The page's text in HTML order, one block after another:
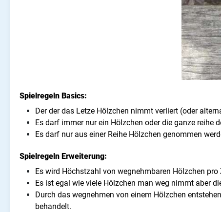
Spielregeln Basics:
Der der das Letze Hölzchen nimmt verliert (oder
Es darf immer nur ein Hölzchen oder die ganze reihe
Es darf nur aus einer Reihe Hölzchen genommen
Spielregeln Erweiterung:
Es wird Höchstzahl von wegnehmbaren Hölzchen pro
Es ist egal wie viele Hölzchen man weg nimmt aber
Durch das wegnehmen von einem Hölzchen
behandelt.